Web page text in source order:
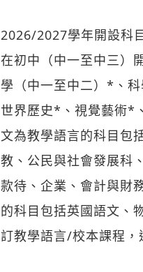
2026/2027學年開設科
在初中（中一至中三）
學（中一至中二）*、
世界歷史*、視覺藝術*
文為教學語言的科目包
教、公民與社會發展科
款待、企業、會計與財
的科目包括英國語文、
訂教學語言/校本課程，